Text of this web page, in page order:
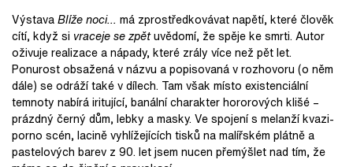
VýstavaBlíže noci… má zprostředkovávat napětí, které člověk
cítí, když si vraceje se zpětuvědomí, že spěje ke smrti. Autor
oživuje realizace a nápady, které zrály více než pět let.
Ponurost obsažená v názvu a popisovaná v rozhovoru (o něm
dále) se odráží také v dílech. Tam však místo existenciální
temnoty nabírá iritující, banální charakter hororových klišé –
prázdný černý dům, lebky a masky. Ve spojení s melanží kvazi-
porno scén, lacině vyhlížejících tisků na malířském plátně a
pastelových barev z 90. let jsem nucen přemýšlet nad tím, že